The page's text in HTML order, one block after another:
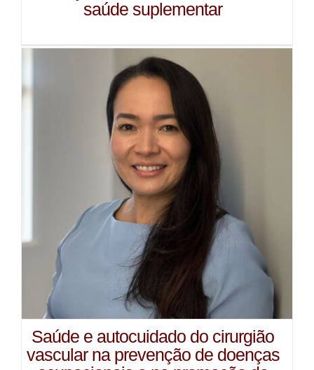
saúde suplementar
Saúde e autocuidado do cirurgião
vascular na prevenção de doenças